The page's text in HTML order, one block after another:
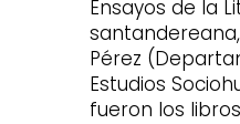
Ensayos de la
Pérez
Estudios
fueron los